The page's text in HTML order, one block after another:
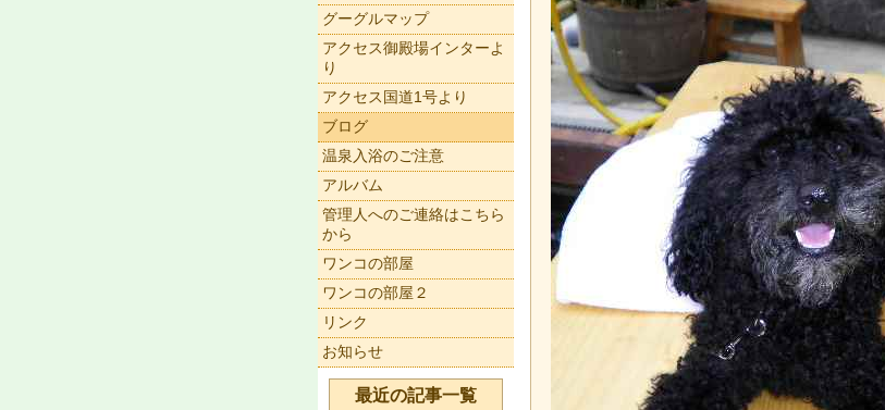
グーグルマップ
アクセス御殿場インターよ
り
アクセス国道1号より
ブログ
温泉入浴のご注意
アルバム
管理人へのご連絡はこちら
から
ワンコの部屋
ワンコの部屋２
リンク
お知らせ
最近の記事一覧